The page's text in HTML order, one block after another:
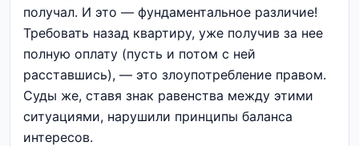
получал. И это — фундаментальное различие!
Требовать назад квартиру, уже получив за нее
полную оплату (пусть и потом с ней
расставшись), — это злоупотребление правом.
Суды же, ставя знак равенства между этими
ситуациями, нарушили принципы баланса
интересов.